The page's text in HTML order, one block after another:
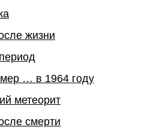
жизни
… в 1964 году
метеорит
смерти